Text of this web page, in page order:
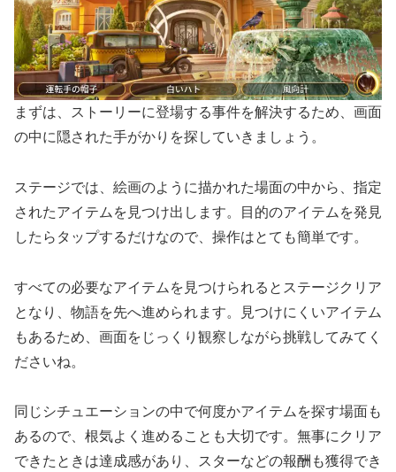
まずは、ストーリーに登場する事件を解決するため、画面
の中に隠された手がかりを探していきましょう。
ステージでは、絵画のように描かれた場面の中から、指定
されたアイテムを見つけ出します。目的のアイテムを発見
したらタップするだけなので、操作はとても簡単です。
すべての必要なアイテムを見つけられるとステージクリア
となり、物語を先へ進められます。見つけにくいアイテム
もあるため、画面をじっくり観察しながら挑戦してみてく
ださいね。
同じシチュエーションの中で何度かアイテムを探す場面も
あるので、根気よく進めることも大切です。無事にクリア
できたときは達成感があり、スターなどの報酬も獲得でき